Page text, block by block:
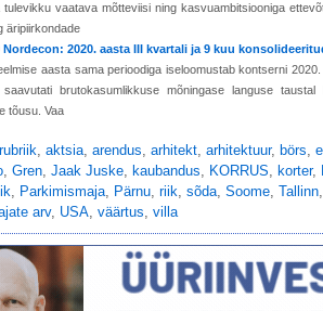
tulevikku vaatava mõtteviisi ning kasvuambitsiooniga
äripiirkondade
Nordecon: 2020. aasta III kvartali ja 9 kuu
aasta sama perioodiga iseloomustab kontserni
brutokasumlikkuse mõningase languse
tõusu. Vaa
aktsia, arendus arhitekt, arhitektuur, börs
, Gren, Jaak Juske, kaubandus KORRUS korter,
Parkimismaja, Pärnu, riik sõda, Soome, Tallinn,
arv, USA, väärtus villa